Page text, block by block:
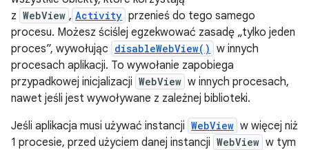
z WebView , Activity przenieś do tego samego
procesu. Możesz ściślej egzekwować zasadę „tylko jeden
proces”, wywołując disableWebView() w innych
procesach aplikacji. To wywołanie zapobiega
przypadkowej inicjalizacji WebView w innych procesach,
nawet jeśli jest wywoływane z zależnej biblioteki.
Jeśli aplikacja musi używać instancji WebView w więcej niż
1 procesie, przed użyciem danej instancji WebView w tym